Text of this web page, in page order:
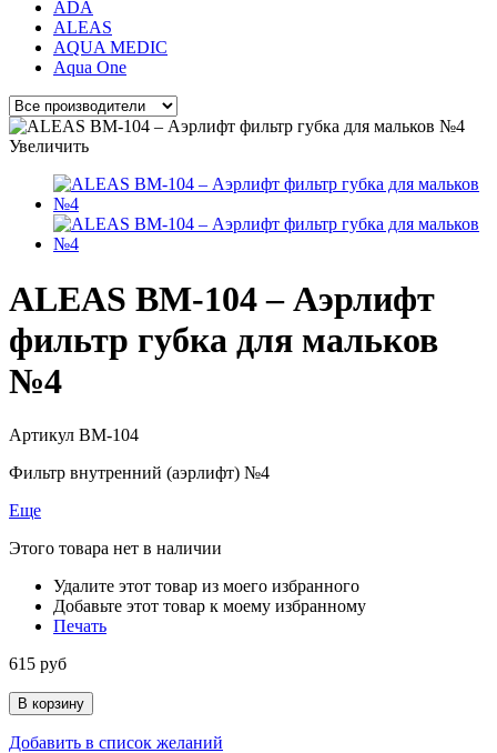
ADA
ALEAS
AQUA MEDIC
Aqua One
Увеличить
ALEAS BM-104 – Аэрлифт
фильтр губка для мальков
№4
Артикул BM-104
Фильтр внутренний (аэрлифт) №4
Еще
Этого товара нет в наличии
Удалите этот товар из моего избранного
Добавьте этот товар к моему избранному
Печать
615 руб
В корзину
Добавить в список желаний